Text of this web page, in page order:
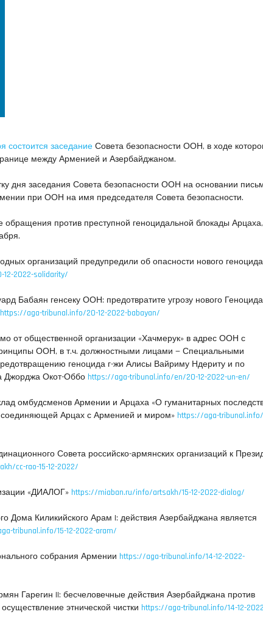
состоится заседание Совета безопасности ООН, в ходе
между Арменией и Азербайджаном.
дня заседания Совета безопасности ООН на основании
при ООН на имя председателя Совета безопасности.
против преступной геноцидальной блокады Арцаха,
организаций предупредили об опасности нового
2022-solidarity/
Бабаян генсеку ООН: предотвратите угрозу нового
https://aga-tribunal.info/20-12-2022-babayan/
от общественной организации «Хачмерук» в адрес ООН с
ООН, в т.ч. должностными лицами — Специальными
геноцида г-жи Алисы Вайриму Ндериту и по
Джорджа Окот-Оббо https://aga-tribunal.info/en/20-12-2022-un-en/
омбудсменов Армении и Арцаха «О гуманитарных
соединяющей Арцах с Арменией и миром» https://aga-tribunal.info/
Совета российско-армянских организаций к
cc-rao-15-12-2022/
«ДИАЛОГ» https://miaban.ru/info/artsakh/15-12-2022-dialog/
Дома Киликийского Арам I: действия Азербайджана является
tribunal.info/15-12-2022-aram/
собрания Армении https://aga-tribunal.info/14-12-2022-
Гарегин II: бесчеловечные действия Азербайджана против
этнической чистки https://aga-tribunal.info/14-12-